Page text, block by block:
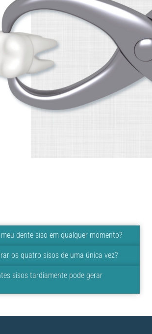
dente siso em qualquer momento?
os quatro sisos de uma única vez?
sisos tardiamente pode gerar